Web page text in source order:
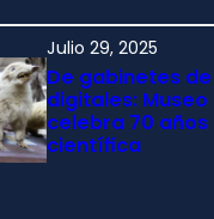
Julio 29, 2025
De gabinetes
digitales:
celebra 70
científica